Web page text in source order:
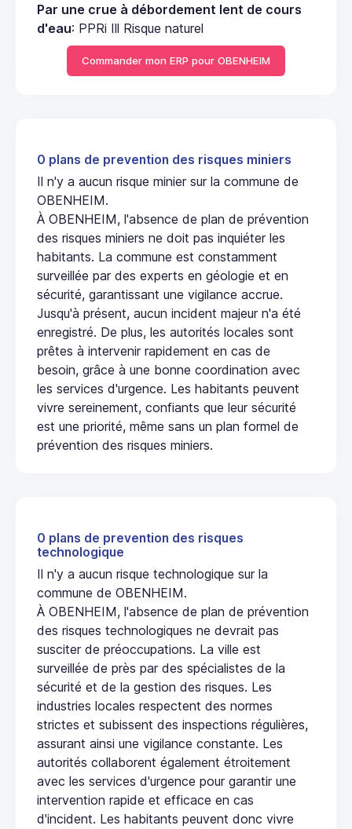
Par une crue à débordement lent de cours
d'eau: PPRi Ill Risque naturel
Commander mon ERP pour OBENHEIM
0 plans de prevention des risques miniers
Il n'y a aucun risque minier sur la commune de
OBENHEIM.
À OBENHEIM, l'absence de plan de prévention
des risques miniers ne doit pas inquiéter les
habitants. La commune est constamment
surveillée par des experts en géologie et en
sécurité, garantissant une vigilance accrue.
Jusqu'à présent, aucun incident majeur n'a été
enregistré. De plus, les autorités locales sont
prêtes à intervenir rapidement en cas de
besoin, grâce à une bonne coordination avec
les services d'urgence. Les habitants peuvent
vivre sereinement, confiants que leur sécurité
est une priorité, même sans un plan formel de
prévention des risques miniers.
0 plans de prevention des risques
technologique
Il n'y a aucun risque technologique sur la
commune de OBENHEIM.
À OBENHEIM, l'absence de plan de prévention
des risques technologiques ne devrait pas
susciter de préoccupations. La ville est
surveillée de près par des spécialistes de la
sécurité et de la gestion des risques. Les
industries locales respectent des normes
strictes et subissent des inspections régulières,
assurant ainsi une vigilance constante. Les
autorités collaborent également étroitement
avec les services d'urgence pour garantir une
intervention rapide et efficace en cas
d'incident. Les habitants peuvent donc vivre